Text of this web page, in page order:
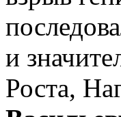
и
Роста,